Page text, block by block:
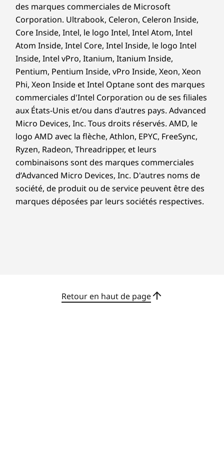
La sécurité n’est pas en reste
ThinkSmart Core comprend ThinkShield, notre
suite intégrée de solutions de sécurité pour
protéger votre appareil et vos données. De
plus, la plateforme Intel vPro® offre aux
entreprises la sécurité basée sur le matériel la
plus complète au monde. En outre, les
équipements ThinkSmart Core et Controller
incluent tous deux des emplacements de
des marques commerciales de Microsoft
Corporation. Ultrabook, Celeron, Celeron Inside,
Core Inside, Intel, le logo Intel, Intel Atom, Intel
Atom Inside, Intel Core, Intel Inside, le logo Intel
Inside, Intel vPro, Itanium, Itanium Inside,
Pentium, Pentium Inside, vPro Inside, Xeon, Xeon
Phi, Xeon Inside et Intel Optane sont des marques
commerciales d'Intel Corporation ou de ses filiales
aux États-Unis et/ou dans d'autres pays. Advanced
Micro Devices, Inc. Tous droits réservés. AMD, le
logo AMD avec la flèche, Athlon, EPYC, FreeSync,
Ryzen, Radeon, Threadripper, et leurs
combinaisons sont des marques commerciales
d’Advanced Micro Devices, Inc. D'autres noms de
société, de produit ou de service peuvent être des
marques déposées par leurs sociétés respectives.
Retour en haut de page